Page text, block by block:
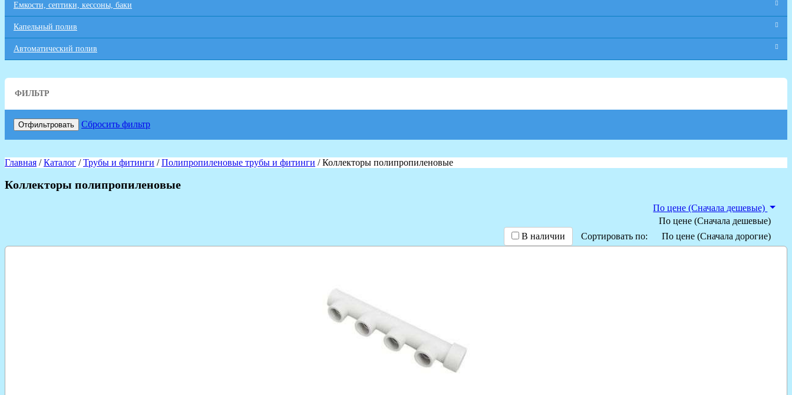
Емкости, септики, кессоны, баки
Капельный полив
Автоматический полив
ФИЛЬТР
Отфильтровать Сбросить фильтр
Главная /Каталог /Трубы и фитинги /Полипропиленовые трубы и фитинги / Коллекторы полипропиленовые
Коллекторы полипропиленовые
В наличии Сортировать по:
По цене (Сначала дешевые)
По цене (Сначала дешевые)
По цене (Сначала дорогие)